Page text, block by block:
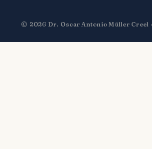
© 2026 Dr. Oscar Antonio Müller Creel